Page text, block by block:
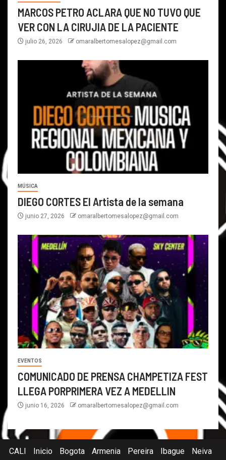
MARCOS PETRO ACLARA QUE NO TUVO QUE
VER CON LA CIRUJIA DE LA PACIENTE
julio 26, 2026 omaralbertomesalopez@gmail.com
MÚSICA
DIEGO CORTES El Artista de la semana
junio 27, 2026 omaralbertomesalopez@gmail.com
EVENTOS
COMUNICADO DE PRENSA CHAMPETIZA FEST
LLEGA PORPRIMERA VEZ A MEDELLIN
junio 16, 2026 omaralbertomesalopez@gmail.com
CALI Inicio Bogota Armenia Pereira Ibague
Neiva